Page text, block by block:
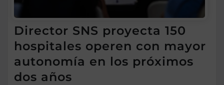
Director SNS proyecta 150
hospitales operen con mayor
autonomía en los próximos
dos años